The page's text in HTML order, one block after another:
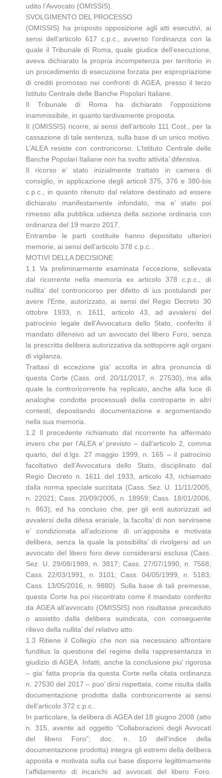
udito l’Avvocato (OMISSIS).
SVOLGIMENTO DEL PROCESSO
(OMISSIS) ha proposto opposizione agli atti esecutivi, ai
sensi dell’articolo 617 c.p.c., avverso l’ordinanza con la
quale il Tribunale di Roma, quale giudice dell’esecuzione,
aveva dichiarato la propria incompetenza per territorio in
un procedimento di esecuzione forzata per espropriazione
di crediti promosso nei confronti di AGEA, presso il terzo
Istituto Centrale delle Banche Popolari Italiane.
Il Tribunale di Roma ha dichiarato l’opposizione
inammissibile, in quanto tardivamente proposta.
Il (OMISSIS) ricorre, ai sensi dell’articolo 111 Cost., per la
cassazione di tale sentenza, sulla base di un unico motivo.
L’ALEA resiste con controricorso. L’Istituto Centrale delle
Banche Popolari Italiane non ha svolto attivita’ difensiva.
Il ricorso e’ stato inizialmente trattato in camera di
consiglio, in applicazione degli articoli 375, 376 e 380-bis
c.p.c., in quanto ritenuto dal relatore destinato ad essere
dichiarato manifestamente infondato, ma e’ stato poi
rimesso alla pubblica udienza della sezione ordinaria con
ordinanza del 19 marzo 2017.
Entrambe le parti costituite hanno depositato ulteriori
memorie, ai sensi dell’articolo 378 c.p.c..
MOTIVI DELLA DECISIONE
1.1 Va preliminarmente esaminata l’eccezione, sollevata
dal ricorrente nella memoria ex articolo 378 c.p.c., di
nullita’ del controricorso per difetto di ius postulandi per
avere l’Ente, autorizzato, ai sensi del Regio Decreto 30
ottobre 1933, n. 1611, articolo 43, ad avvalersi del
patrocinio legale dell’Avvocatura dello Stato, conferito il
mandato difensivo ad un avvocato del libero Foro, senza
la prescritta delibera autorizzativa da sottoporre agli organi
di vigilanza.
Trattasi di eccezione gia’ accolta in altra pronuncia di
questa Corte (Cass. ord. 20/11/2017, n. 27530), ma alla
quale la controricorrente ha replicato, anche alla luce di
analoghe condotte processuali della controparte in altri
contesti, depositando documentazione e argomentando
nella sua memoria.
1.2 Il precedente richiamato dal ricorrente ha affermato
invero che per l’ALEA e’ previsto – dall’articolo 2, comma
quarto, del d.lgs. 27 maggio 1999, n. 165 – il patrocinio
facoltativo dell’Avvocatura dello Stato, disciplinato dal
Regio Decreto n. 1611 del 1933, articolo 43, richiamato
dalla norma speciale succitata (Cass. Sez. U. 11/11/2005,
n. 22021; Cass. 20/09/2005, n. 18959; Cass. 18/01/2006,
n. 863); ed ha concluso che, per gli enti autorizzati ad
avvalersi della difesa erariale, la facolta’ di non servirsene
e’ condizionata all’adozione di un’apposita e motivata
delibera, senza la quale la possibilita’ di rivolgersi ad un
avvocato del libero foro deve considerarsi esclusa (Cass.
Sez. U. 29/08/1989, n. 3817; Cass. 27/07/1990, n. 7568;
Cass. 22/03/1991, n. 3101; Cass. 04/05/1999, n. 5183;
Cass. 13/05/2016, n. 9880). Sulla base di tali premesse,
questa Corte ha poi riscontrato come il mandato conferito
da AGEA all’avvocato (OMISSIS) non risultasse preceduto
o assistito dalla delibera suindicata, con conseguente
rilievo della nullita’ del relativo atto.
1.3 Ritiene il Collegio che non sia necessario affrontare
funditus la questione del regime della rappresentanza in
giudizio di AGEA. Infatti, anche la conclusione piu’ rigorosa
– gia’ fatta propria da questa Corte nella citata ordinanza
n. 27530 del 2017 – puo’ dirsi rispettata, come risulta dalla
documentazione prodotta dalla controricorrente ai sensi
dell’articolo 372 c.p.c..
In particolare, la delibera di AGEA del 18 giugno 2008 (atto
n. 315, avente ad oggetto “Collaborazioni degli Avvocati
del libero Foro”; doc. n. 10 dell’indice della
documentazione prodotta) integra gli estremi della delibera
apposita e motivata sulla cui base disporre legittimamente
l’affidamento di incarichi ad avvocati del libero Foro.